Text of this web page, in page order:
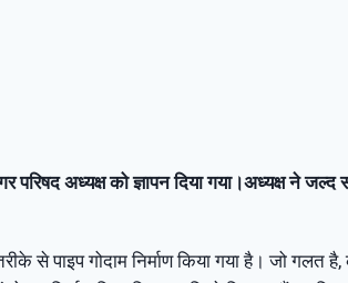
परिषद अध्यक्ष को ज्ञापन दिया गया।अध्यक्ष ने
से पाइप गोदाम निर्माण किया गया है। जो गलत है,